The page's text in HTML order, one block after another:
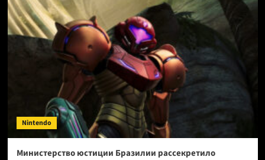
Nintendo
Министерство юстиции Бразилии рассекретило